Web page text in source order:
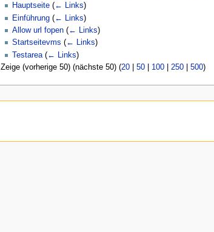
Hauptseite (← Links)
Einführung (← Links)
Allow url fopen (← Links)
Startseitevms (← Links)
Testarea (← Links)
Zeige (vorherige 50) (nächste 50) (20| 50| 100| 250| 500)